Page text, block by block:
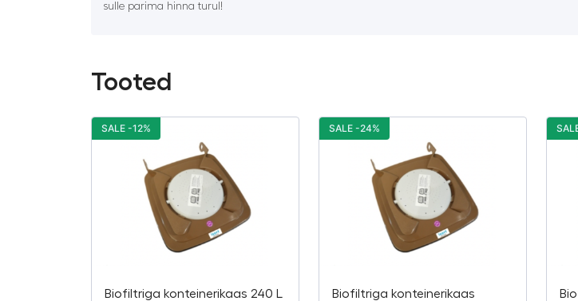
sulle parima hinna turul!
Tooted
Biofiltriga konteinerikaas 240 L
SALE -12%
Biofiltriga konteinerikaas
SALE -24%